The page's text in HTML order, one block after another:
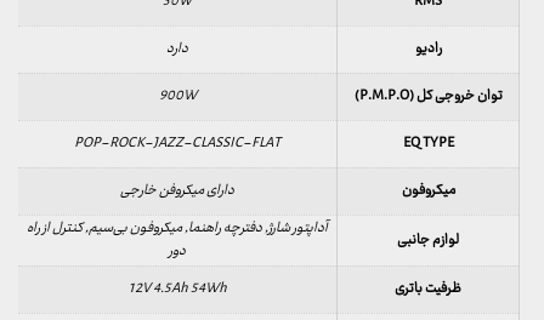
رادیو
دارد
توان خروجی کل (P.M.P.O)
900W
EQ TYPE
POP-ROCK-JAZZ-CLASSIC-FLAT
میکروفون
دارای میکروفن خارجی
لوازم جانبی
آداپتور شارژ, دفترچه راهنما, میکروفون بی‌سیم, کنترل از راه
دور
ظرفیت باتری
12V 4.5Ah 54Wh